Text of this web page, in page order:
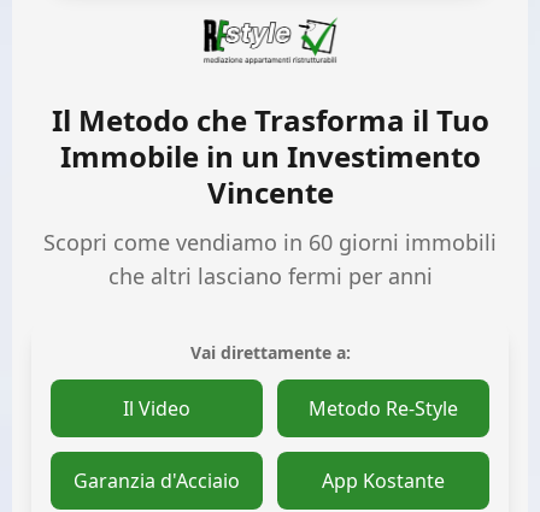
📞392.989.1787
Scrivici su WhatsApp
📅 Fissa un Appuntamento
Il Metodo che Trasforma il Tuo
Immobile in un Investimento
Vincente
Scopri come vendiamo in 60 giorni immobili
che altri lasciano fermi per anni
Vai direttamente a:
Il Video Metodo Re-Style
Garanzia d'Acciaio App Kostante